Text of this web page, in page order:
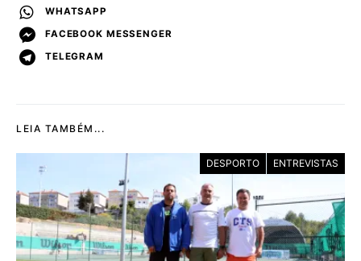
WHATSAPP
FACEBOOK MESSENGER
TELEGRAM
LEIA TAMBÉM...
DESPORTO ENTREVISTAS